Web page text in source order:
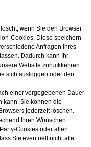
wenn Sie den Browser
Cookies. Diese speichern
Anfragen Ihres
Dadurch kann Ihr
Website zurückkehren.
sich ausloggen oder den
einer vorgegebenen Dauer
kann. Sie können die
jederzeit löschen.
Ihren Wünschen
Cookies oder allen
Sie eventuell nicht alle